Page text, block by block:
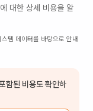
에 대한 상세 비용을 알
템 데이터를 바탕으로 안내
함된 비용도 확인하